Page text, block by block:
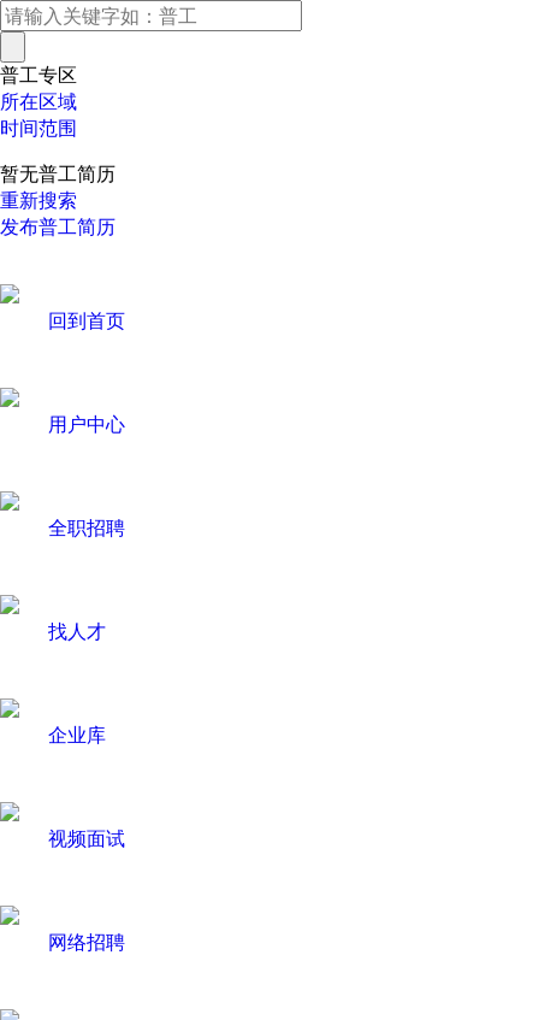
普工专区
所在区域
时间范围
暂无普工简历
重新搜索
发布普工简历
回到首页
用户中心
全职招聘
找人才
企业库
视频面试
网络招聘